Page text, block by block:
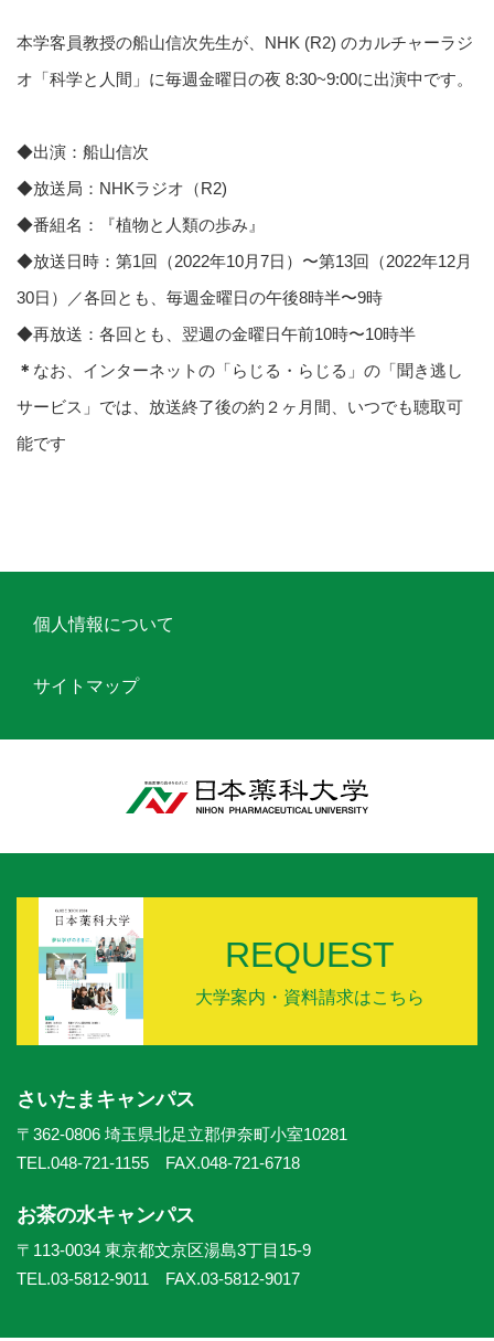
本学客員教授の船山信次先生が、NHK (R2) のカルチャーラジ
オ「科学と人間」に毎週金曜日の夜 8:30~9:00に出演中です。
◆出演：船山信次
◆放送局：NHKラジオ（R2)
◆番組名：『植物と人類の歩み』
◆放送日時：第1回（2022年10月7日）〜第13回（2022年12月
30日）／各回とも、毎週金曜日の午後8時半〜9時
◆再放送：各回とも、翌週の金曜日午前10時〜10時半
＊ なお、インターネットの「らじる・らじる」の「聞き逃し
サービス」では、放送終了後の約２ヶ月間、いつでも聴取可
能です
個人情報について
サイトマップ
REQUEST
大学案内・資料請求はこちら
さいたまキャンパス
〒362-0806 埼玉県北足立郡伊奈町小室10281
TEL.048-721-1155 FAX.048-721-6718
お茶の水キャンパス
〒113-0034 東京都文京区湯島3丁目15-9
TEL.03-5812-9011 FAX.03-5812-9017